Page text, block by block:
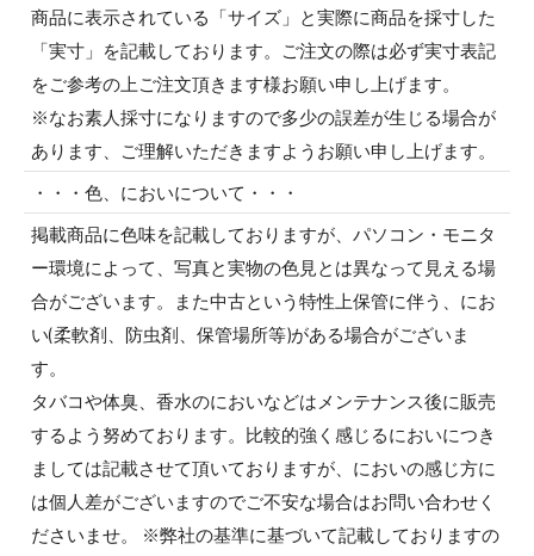
商品に表示されている「サイズ」と実際に商品を採寸した
「実寸」を記載しております。ご注文の際は必ず実寸表記
をご参考の上ご注文頂きます様お願い申し上げます。
※なお素人採寸になりますので多少の誤差が生じる場合が
あります、ご理解いただきますようお願い申し上げます。
・・・色、においについて・・・
掲載商品に色味を記載しておりますが、パソコン・モニタ
ー環境によって、写真と実物の色見とは異なって見える場
合がございます。また中古という特性上保管に伴う、にお
い(柔軟剤、防虫剤、保管場所等)がある場合がございま
す。
タバコや体臭、香水のにおいなどはメンテナンス後に販売
するよう努めております。比較的強く感じるにおいにつき
ましては記載させて頂いておりますが、においの感じ方に
は個人差がございますのでご不安な場合はお問い合わせく
ださいませ。 ※弊社の基準に基づいて記載しておりますの